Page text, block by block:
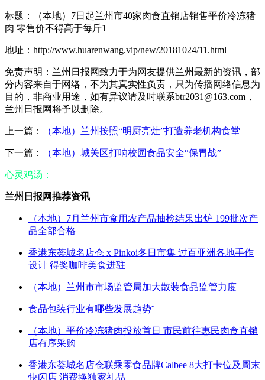
标题：（本地）7日起兰州市40家肉食直销店销售平价冷冻猪
肉 零售价不得高于每斤1
地址：http://www.huarenwang.vip/new/20181024/11.html
免责声明：兰州日报网致力于为网友提供兰州最新的资讯，部
分内容来自于网络，不为其真实性负责，只为传播网络信息为
目的，非商业用途，如有异议请及时联系btr2031@163.com，
兰州日报网将予以删除。
上一篇： （本地）兰州按照“明厨亮灶”打造养老机构食堂
下一篇： （本地）城关区打响校园食品安全“保胃战”
心灵鸡汤：
兰州日报网推荐资讯
（本地）7月兰州市食用农产品抽检结果出炉 199批次产
品全部合格
香港东荟城名店仓 x Pinkoi冬日市集 过百亚洲各地手作
设计 得奖咖啡美食进驻
（本地）兰州市市场监管局加大散装食品监管力度
食品包装行业有哪些发展趋势¨
（本地）平价冷冻猪肉投放首日 市民前往惠民肉食直销
店有序采购
香港东荟城名店仓联乘零食品牌Calbee 8大打卡位及周末
快闪店 消费换独家礼品